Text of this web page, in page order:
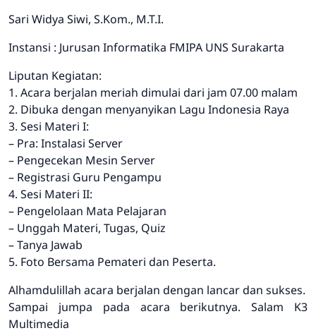
Sari Widya Siwi, S.Kom., M.T.I.
Instansi : Jurusan Informatika FMIPA UNS Surakarta
Liputan Kegiatan:
1. Acara berjalan meriah dimulai dari jam 07.00 malam
2. Dibuka dengan menyanyikan Lagu Indonesia Raya
3. Sesi Materi I:
– Pra: Instalasi Server
– Pengecekan Mesin Server
– Registrasi Guru Pengampu
4. Sesi Materi II:
– Pengelolaan Mata Pelajaran
– Unggah Materi, Tugas, Quiz
– Tanya Jawab
5. Foto Bersama Pemateri dan Peserta.
Alhamdulillah acara berjalan dengan lancar dan sukses.
Sampai jumpa pada acara berikutnya. Salam K3
Multimedia